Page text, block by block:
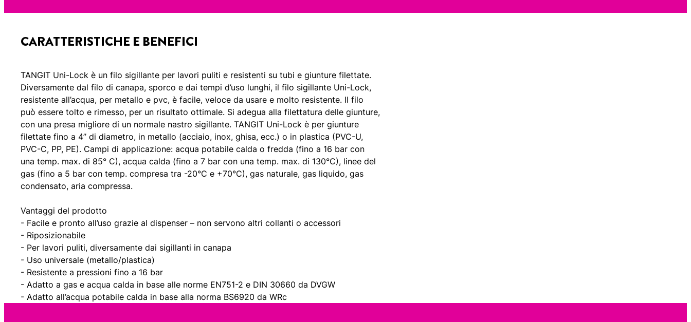
CARATTERISTICHE E BENEFICI
TANGIT Uni-Lock è un filo sigillante per lavori puliti e resistenti su tubi e giunture filettate.
Diversamente dal filo di canapa, sporco e dai tempi d’uso lunghi, il filo sigillante Uni-Lock,
resistente all’acqua, per metallo e pvc, è facile, veloce da usare e molto resistente. Il filo
può essere tolto e rimesso, per un risultato ottimale. Si adegua alla filettatura delle giunture,
con una presa migliore di un normale nastro sigillante. TANGIT Uni-Lock è per giunture
filettate fino a 4’’ di diametro, in metallo (acciaio, inox, ghisa, ecc.) o in plastica (PVC-U,
PVC-C, PP, PE). Campi di applicazione: acqua potabile calda o fredda (fino a 16 bar con
una temp. max. di 85° C), acqua calda (fino a 7 bar con una temp. max. di 130°C), linee del
gas (fino a 5 bar con temp. compresa tra -20°C e +70°C), gas naturale, gas liquido, gas
condensato, aria compressa.
Vantaggi del prodotto
- Facile e pronto all’uso grazie al dispenser – non servono altri collanti o accessori
- Riposizionabile
- Per lavori puliti, diversamente dai sigillanti in canapa
- Uso universale (metallo/plastica)
- Resistente a pressioni fino a 16 bar
- Adatto a gas e acqua calda in base alle norme EN751-2 e DIN 30660 da DVGW
- Adatto all’acqua potabile calda in base alla norma BS6920 da WRc